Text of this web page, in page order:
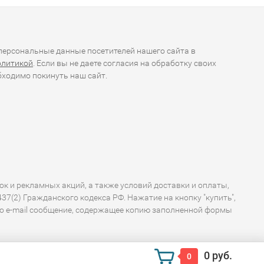
данные посетителей нашего сайта в
. Если вы не даете согласия на обработку своих
покинуть наш сайт.
и рекламных акций, а также условий доставки и оплаты,
Гражданского кодекса РФ. Нажатие на кнопку "купить",
e-mail сообщение, содержащее копию заполненной формы
0 0 руб.